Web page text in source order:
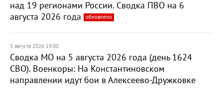
над 19 регионами России. Сводка ПВО на 6
августа 2026 года
обновлено
5 августа 2026 19:00
Сводка МО на 5 августа 2026 года (день 1624
СВО). Военкоры: На Константиновском
направлении идут бои в Алексеево-Дружковке